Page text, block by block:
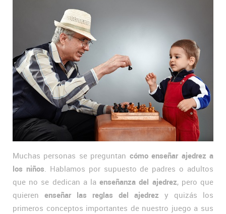
Muchas personas se preguntan cómo enseñar ajedrez a
los niños. Hablamos por supuesto de padres o adultos
que no se dedican a laenseñanza del ajedrez, pero que
quieren enseñar las reglas del ajedrez y quizás los
primeros conceptos importantes de nuestro juego a sus